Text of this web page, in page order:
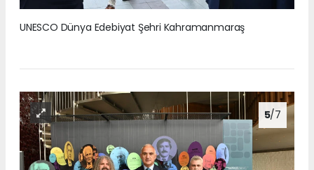
UNESCO Dünya Edebiyat Şehri Kahramanmaraş
5/7